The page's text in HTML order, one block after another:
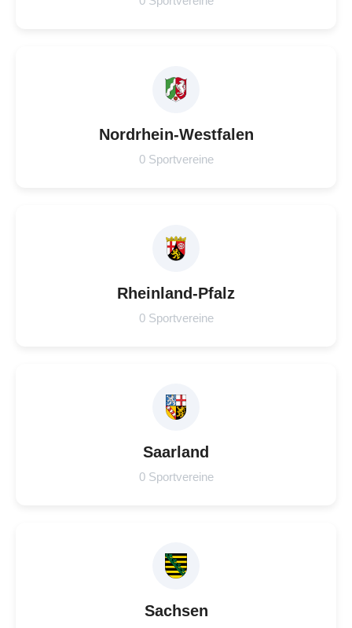
Nordrhein-Westfalen
0 Sportvereine
Rheinland-Pfalz
0 Sportvereine
Saarland
0 Sportvereine
Sachsen